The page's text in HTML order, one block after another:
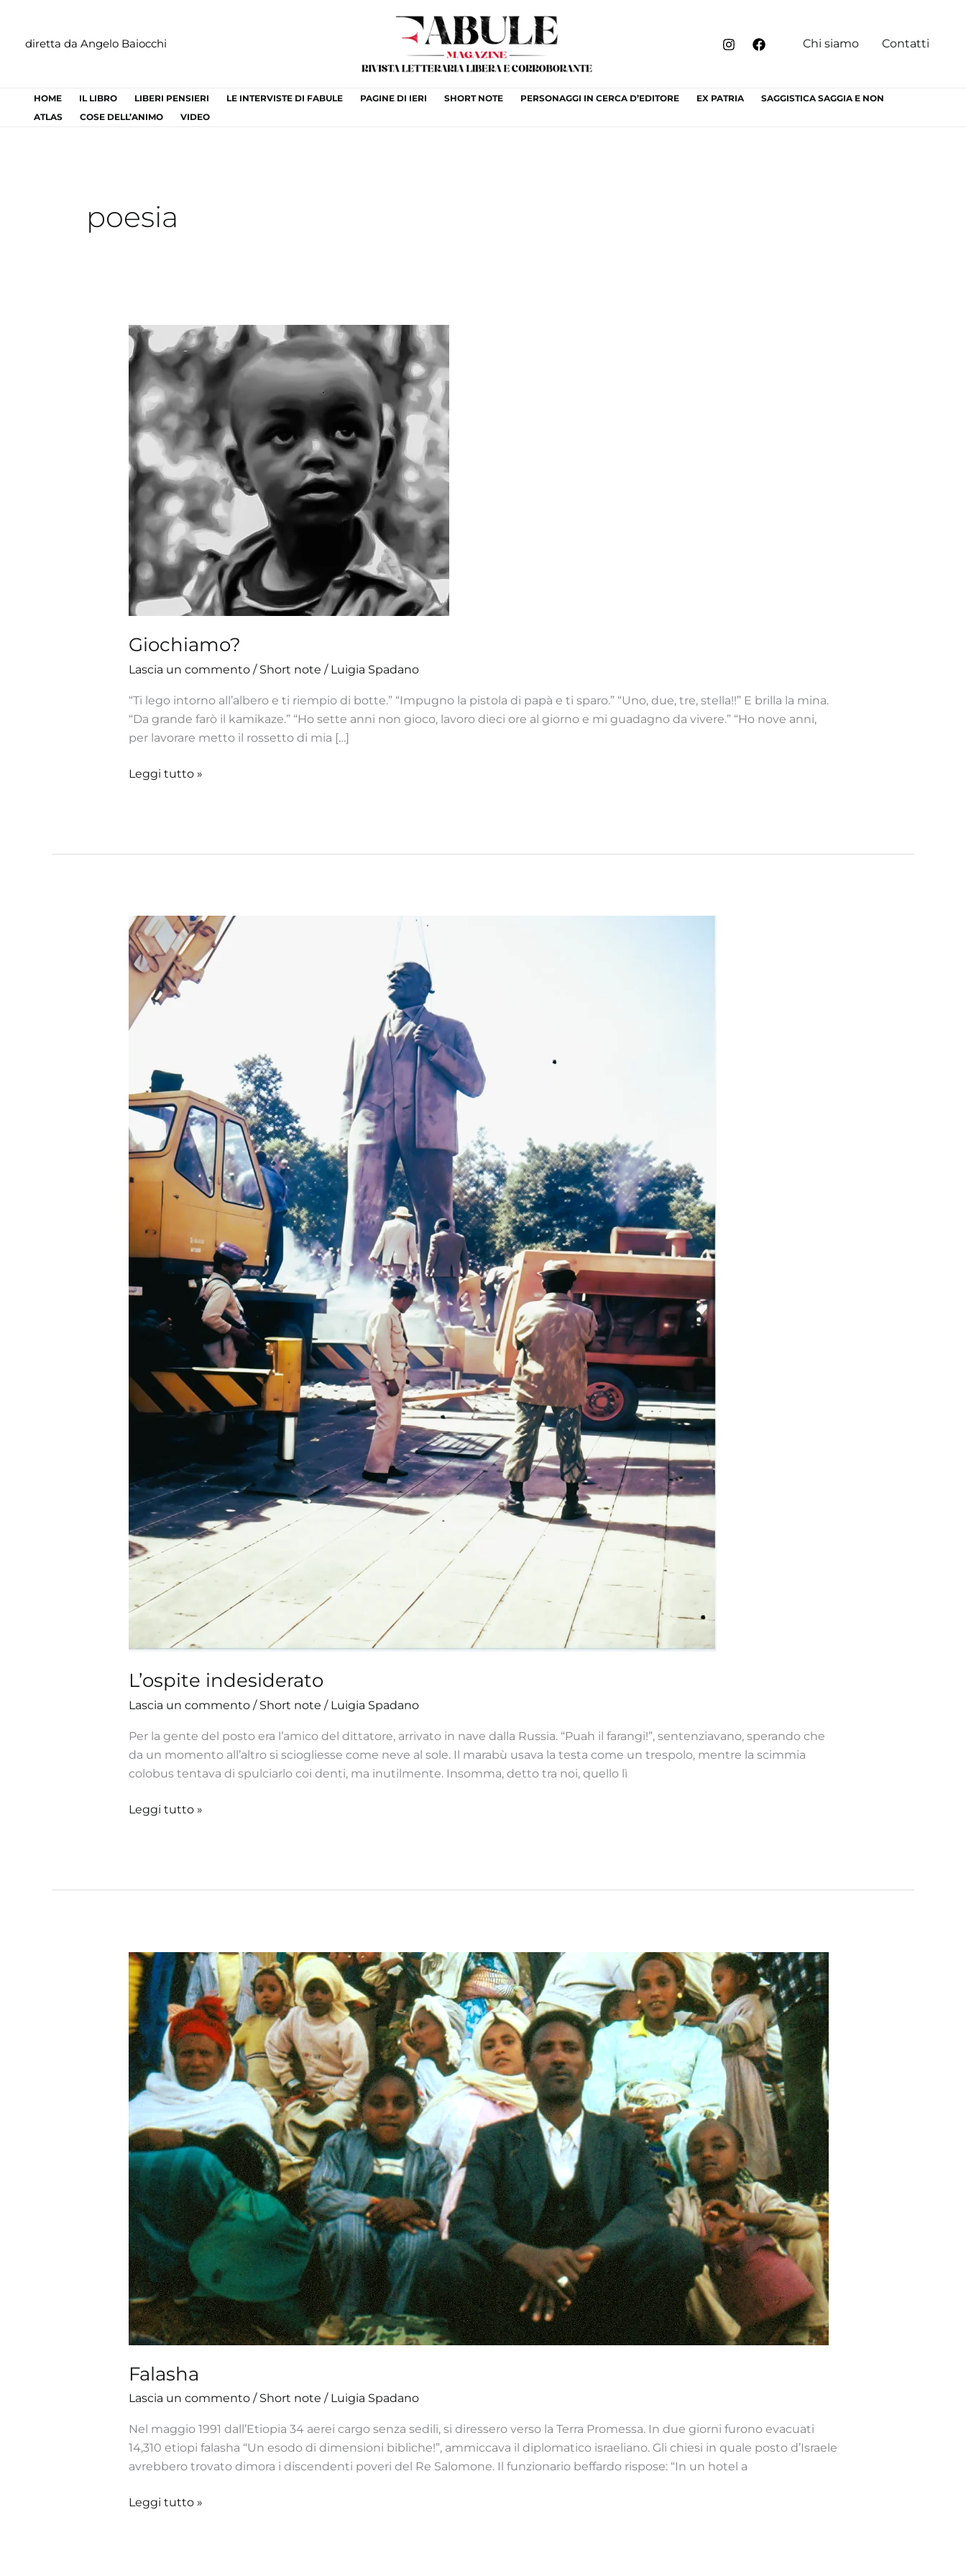
contenuto
diretta da Angelo Baiocchi Chi siamo Contatti
HOME IL LIBRO LIBERI PENSIERI LE INTERVISTE DI FABULE PAGINE DI IERI SHORT NOTE PERSONAGGI IN CERCA D’EDITORE EX PATRIA
SAGGISTICA SAGGIA E NON
ATLAS
COSE DELL’ANIMO VIDEO
poesia
Giochiamo?
Lascia un commento / Short note / Luigia Spadano
“Ti lego intorno all’albero e ti riempio di botte.” “Impugno la pistola di papà e ti sparo.” “Uno, due, tre, stella!!” E brilla la mina.
“Da grande farò il kamikaze.” “Ho sette anni non gioco, lavoro dieci ore al giorno e mi guadagno da vivere.” “Ho nove anni,
per lavorare metto il rossetto di mia […]
Giochiamo?
Leggi tutto »
L’ospite indesiderato
Lascia un commento / Short note / Luigia Spadano
Per la gente del posto era l’amico del dittatore, arrivato in nave dalla Russia. “Puah il farangi!”, sentenziavano, sperando che
da un momento all’altro si sciogliesse come neve al sole. Il marabù usava la testa come un trespolo, mentre la scimmia
colobus tentava di spulciarlo coi denti, ma inutilmente. Insomma, detto tra noi, quello lì
L’ospite
indesiderato
Leggi tutto »
Falasha
Lascia un commento / Short note / Luigia Spadano
Nel maggio 1991 dall’Etiopia 34 aerei cargo senza sedili, si diressero verso la Terra Promessa. In due giorni furono evacuati
14,310 etiopi falasha “Un esodo di dimensioni bibliche!”, ammiccava il diplomatico israeliano. Gli chiesi in quale posto d’Israele
avrebbero trovato dimora i discendenti poveri del Re Salomone. Il funzionario beffardo rispose: “In un hotel a
Falasha
Leggi tutto »